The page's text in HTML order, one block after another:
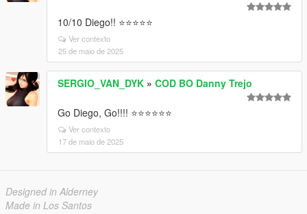
10/10 Diego!! ⭐⭐⭐⭐⭐
Ver contexto
25 de maio de 2025
SERGIO_VAN_DYK » COD BO Danny Trejo
Go Diego, Go!!!! ⭐⭐⭐⭐⭐⭐
Ver contexto
17 de maio de 2025
Designed in Alderney
Made in Los Santos